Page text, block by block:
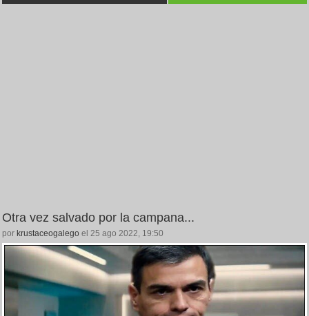
Otra vez salvado por la campana...
por krustaceogalego el 25 ago 2022, 19:50